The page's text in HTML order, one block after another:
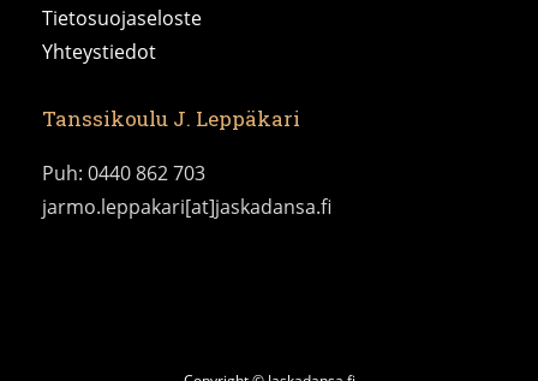
Tietosuojaseloste
Yhteystiedot
Tanssikoulu J. Leppäkari
Puh: 0440 862 703
jarmo.leppakari[at]jaskadansa.fi